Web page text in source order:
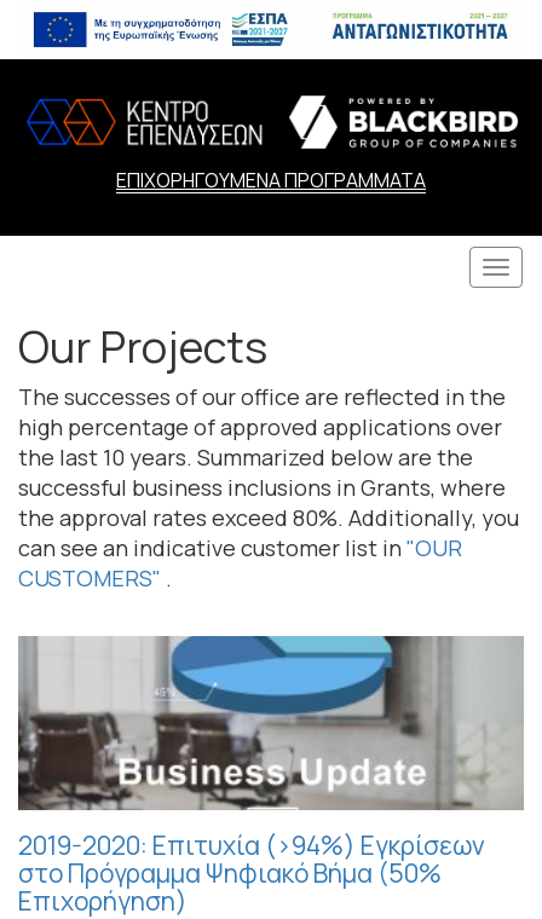
ΕΠΙΧΟΡΗΓΟΥΜΕΝΑ ΠΡΟΓΡΑΜΜΑΤΑ
Our Projects
The successes of our office are reflected in the
high percentage of approved applications over
the last 10 years. Summarized below are the
successful business inclusions in Grants, where
the approval rates exceed 80%. Additionally, you
can see an indicative customer list in "OUR
CUSTOMERS" .
2019-2020: Επιτυχία (>94%) Εγκρίσεων
στο Πρόγραμμα Ψηφιακό Βήμα (50%
Επιχορήγηση)